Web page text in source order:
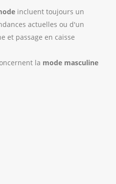
incluent toujours un
actuelles ou d'un
et passage en caisse
la mode masculine